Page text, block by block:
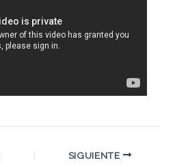
SIGUIENTE